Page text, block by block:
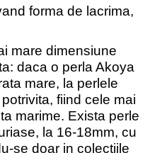
forma de lacrima,
mare dimensiune
daca o perla Akoya
mare, la perlele
fiind cele mai
marime. Exista perle
la 16-18mm, cu
se doar in colectiile